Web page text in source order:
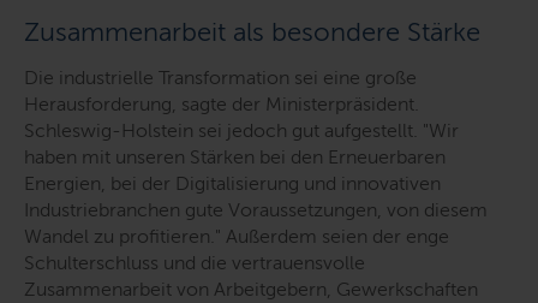
Zusammenarbeit als besondere Stärke
Die industrielle Transformation sei eine große
Herausforderung, sagte der Ministerpräsident.
Schleswig-Holstein sei jedoch gut aufgestellt. "Wir
haben mit unseren Stärken bei den Erneuerbaren
Energien, bei der Digitalisierung und innovativen
Industriebranchen gute Voraussetzungen, von diesem
Wandel zu profitieren." Außerdem seien der enge
Schulterschluss und die vertrauensvolle
Zusammenarbeit von Arbeitgebern, Gewerkschaften